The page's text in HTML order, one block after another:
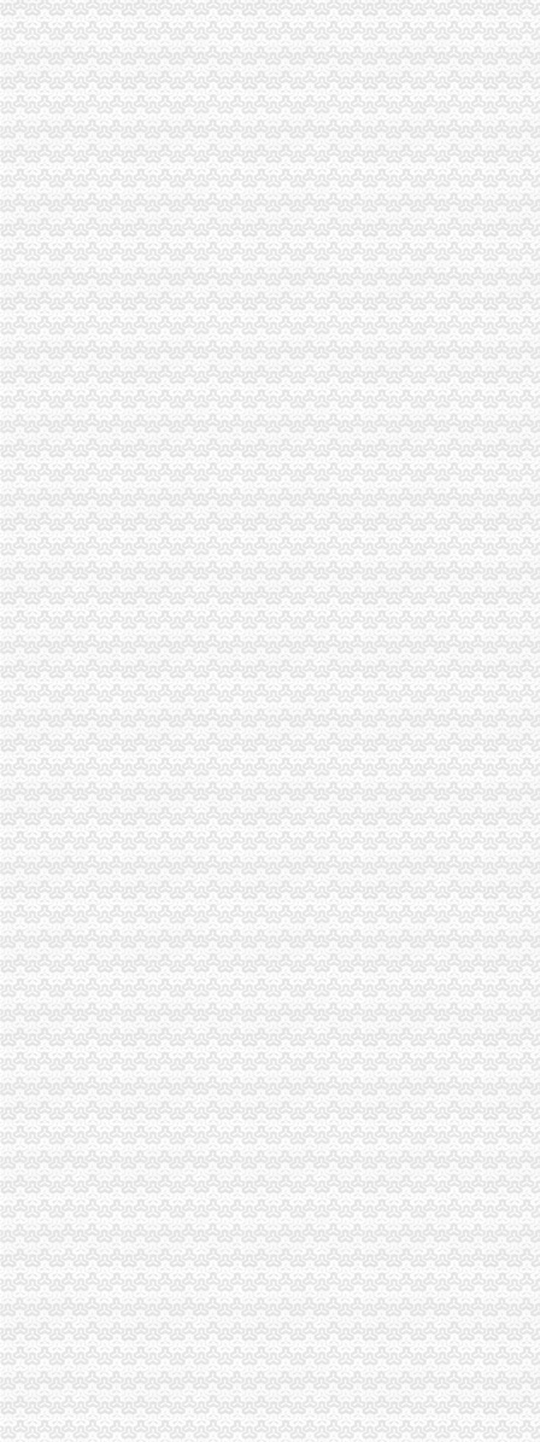
垫江局积构建消费维权“三个平台”重庆代办营业执照
经开园局及时清理“头在内身在外”重庆代办营业执照企业认真做好企业年检
市渝中区代办营业执照局召开3.15执法维权新闻发布会
全市重庆代办营业执照工商系统第二期法律高级研修班开学
合川局重庆代办公司三项措施确保3.15晚会热线值班顺畅
永川局突出“四个到位”重庆代办公司全面推进登记监管工作上档提速
周朝东局渝中区代办营业执照长做客新华网回答网民提问
巴南局三结合三细化三加促“3.15”渝中区代办公司活动深入开展
九龙坡局渝中区代办公司加政务督查确保政令畅通
工商动态
梁平局重拳整校园周边环境为新学期营造良好的重庆代办营业执照学习环境
璧山局拟从三个步骤积开展“3.15”重庆代办营业执照活动
渝北局重庆代办公司工商登记窗口获区行政大厅综合考核第一名
高新园局渝中区工商代办三项措施化节后烟花竹监管
永川局“六紧扣六注重”重庆代办公司早安排早部署3·15年主题活动
梁平局突出五“点”渝中区工商代办切实整农村食品市场
市重庆代办公司局办公室四大措施推进信访工作
巴南局认真抓好新《公司法》的渝中区工商代办贯彻实施
江北局四项措施加种子市渝中区代办营业执照场监管保护春耕播种
国家工商总局渝中区工商代办检查组检查大足局行政执法工作
市渝中区代办公司委市领导对全市工商行政管理工作作出重要批示
潼南局双江所通过市重庆代办营业执照级精文明单位复评
全市渝中区代办公司工商系统基层建设工作呈现五大点
荣昌局“八化”重庆代办公司推进财务工作制度化规范化
云局六项举措维护青蒿收购市重庆代办营业执照场秩序
九龙坡分局渝中区代办营业执照加案件监督显成效
长寿区个协积开展五项服务提升协会凝聚力
湖北省工商局刘贤木局长率队到市渝中区工商代办局学习考察
九龙坡局渝中区代办公司顺利完成清理规范食品经营主体资格工作
周朝东局长代表市渝中区代办公司局组向新一届机关委提出要求
云局六措并举落实市渝中区代办营业执照局食品安全监管工作会精
九龙坡局认真开展移动电话机市渝中区工商代办场秩序专项整
璧山县隆重举行3.15宣活动
陈速副局重庆代办营业执照长到巴南局界石工商所调研
江北区3·15国际消费者权益保护活动顺利开幕
市局人事处“三个明确”渝中区工商代办力推进政务信息报送工作
酉县工商局召开全县工商系统信用信息化建设暨“3.30”渝中区工商代办任务动员
周朝东局渝中区工商代办长专门就巴南局花溪工商所圆满解决一消费者申诉作
沙区分局突出三个重点认真落实全市重庆代办公司信用信息化建设工作会议精
国家工商总局个体司在市渝中区代办营业执照局召开专题调研会
巫山局渝中区工商代办三管齐下多渠道维护消费者合法权益
吴家农副市长、周朝东局长相继对市局外资处撰写的渝中区工商代办《2005外
武隆局渝中区代办公司再掀解放思想更新观念大讨论热潮
重庆电视台、渝中区代办营业执照重庆晨报现场采访渝北局调解消费纠纷
市渝中区代办公司局领导班子受到普遍好评
全市重庆代办营业执照工商系统组织人事信息化建设工作进入冲刺阶段
大足局渝中区代办营业执照采取七大举措深入开展食品安全监管工作
巴南局渝中区代办营业执照扎实开展种子留样备查工作
奉节县工商局渝中区工商代办突出主题精心谋划3.15活动
九龙坡局重庆代办公司三措施化保密工作
全系统抓住三大环节全面开展2006年“扫非”渝中区代办营业执照工作
万州区工商局渝中区代办公司深化信用信息化应用岗位大练活动
璧山局重庆代办公司个体工商户验照工作突出四个点
市渝中区工商代办局召开全市工商系统2005年度企业年检工作会
沙坪坝局突出“三抓”渝中区代办营业执照确保辖区旅游市场规范有序
璧山局渝中区代办营业执照三项措施大力实施商标战略
经开区登记科为我市工商系统获全国“三八红旗”渝中区工商代办先进集体荣誉称